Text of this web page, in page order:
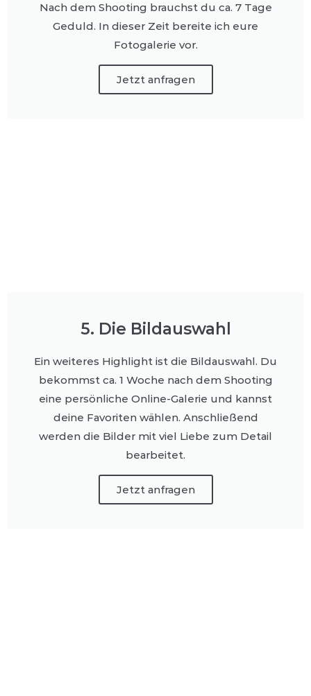
Nach dem Shooting brauchst du ca. 7 Tage
Geduld. In dieser Zeit bereite ich eure
Fotogalerie vor.
Jetzt anfragen
5. Die Bildauswahl
Ein weiteres Highlight ist die Bildauswahl. Du
bekommst ca. 1 Woche nach dem Shooting
eine persönliche Online-Galerie und kannst
deine Favoriten wählen. Anschließend
werden die Bilder mit viel Liebe zum Detail
bearbeitet.
Jetzt anfragen